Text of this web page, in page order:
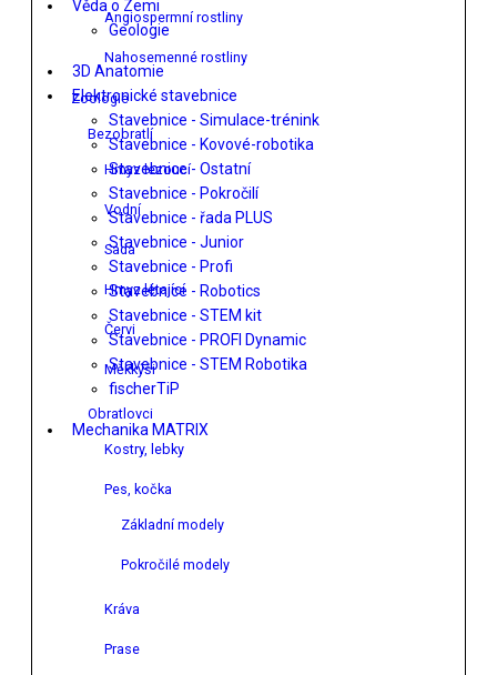
Věda o Zemi
Geologie
3D Anatomie
Elektronické stavebnice
Stavebnice - Simulace-trénink
Stavebnice - Kovové-robotika
Stavebnice - Ostatní
Stavebnice - Pokročilí
Stavebnice - řada PLUS
Stavebnice - Junior
Stavebnice - Profi
Stavebnice - Robotics
Stavebnice - STEM kit
Stavebnice - PROFI Dynamic
Stavebnice - STEM Robotika
fischerTiP
Mechanika MATRIX
Angiospermní rostliny
Nahosemenné rostliny
Zoologie
Bezobratlí
Hmyz lezoucí
Vodní
Sada
Hmyz létající
Červi
Měkkýši
Obratlovci
Kostry, lebky
Pes, kočka
Základní modely
Pokročilé modely
Kráva
Prase